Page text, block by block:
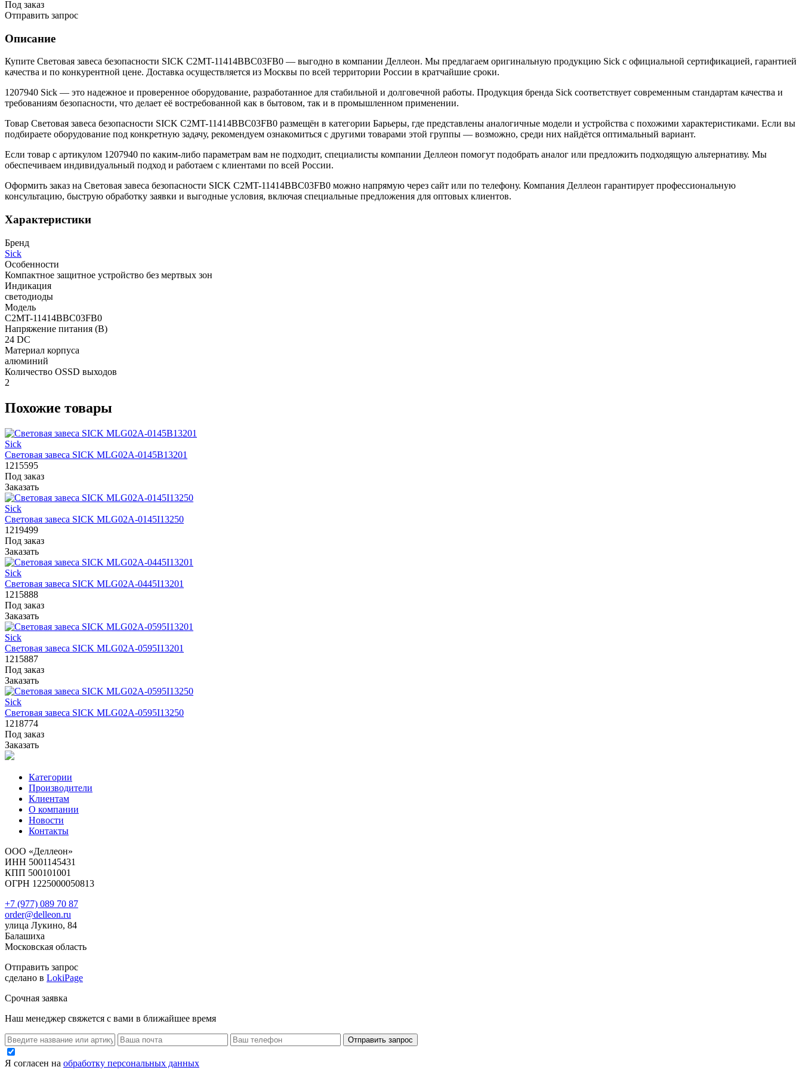
Под заказ
Отправить запрос
Описание
Купите Световая завеса безопасности SICK C2MT-11414BBC03FB0 — выгодно в компании Деллеон. Мы предлагаем оригинальную продукцию Sick с официальной сертификацией, гарантией
качества и по конкурентной цене. Доставка осуществляется из Москвы по всей территории России в кратчайшие сроки.
1207940 Sick — это надежное и проверенное оборудование, разработанное для стабильной и долговечной работы. Продукция бренда Sick соответствует современным стандартам качества и
требованиям безопасности, что делает её востребованной как в бытовом, так и в промышленном применении.
Товар Световая завеса безопасности SICK C2MT-11414BBC03FB0 размещён в категории Барьеры, где представлены аналогичные модели и устройства с похожими характеристиками. Если вы
подбираете оборудование под конкретную задачу, рекомендуем ознакомиться с другими товарами этой группы — возможно, среди них найдётся оптимальный вариант.
Если товар с артикулом 1207940 по каким-либо параметрам вам не подходит, специалисты компании Деллеон помогут подобрать аналог или предложить подходящую альтернативу. Мы
обеспечиваем индивидуальный подход и работаем с клиентами по всей России.
Оформить заказ на Световая завеса безопасности SICK C2MT-11414BBC03FB0 можно напрямую через сайт или по телефону. Компания Деллеон гарантирует профессиональную
консультацию, быструю обработку заявки и выгодные условия, включая специальные предложения для оптовых клиентов.
Характеристики
Бренд
Sick
Особенности
Компактное защитное устройство без мертвых зон
Индикация
светодиоды
Модель
C2MT-11414BBC03FB0
Напряжение питания (В)
24 DC
Материал корпуса
алюминий
Количество OSSD выходов
2
Похожие товары
Sick
Световая завеса SICK MLG02A-0145B13201
1215595
Под заказ
Заказать
Sick
Световая завеса SICK MLG02A-0145I13250
1219499
Под заказ
Заказать
Sick
Световая завеса SICK MLG02A-0445I13201
1215888
Под заказ
Заказать
Sick
Световая завеса SICK MLG02A-0595I13201
1215887
Под заказ
Заказать
Sick
Световая завеса SICK MLG02A-0595I13250
1218774
Под заказ
Заказать
Категории
Производители
Клиентам
О компании
Новости
Контакты
ООО «Деллеон»
ИНН 5001145431
КПП 500101001
ОГРН 1225000050813
+7 (977) 089 70 87
order@delleon.ru
улица Лукино, 84
Балашиха
Московская область
Отправить запрос
сделано в LokiPage
Срочная заявка
Наш менеджер свяжется с вами в ближайшее время
Я согласен на обработку персональных данных